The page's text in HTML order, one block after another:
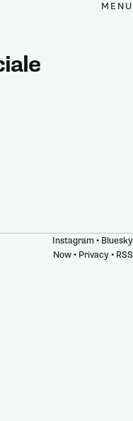
MENU
Instagram • Bluesky
Now• Privacy• RSS